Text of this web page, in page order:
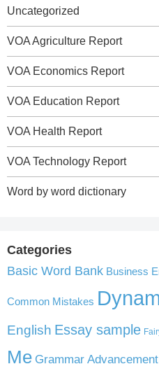
Uncategorized
VOA Agriculture Report
VOA Economics Report
VOA Education Report
VOA Health Report
VOA Technology Report
Word by word dictionary
Categories
Basic Word Bank Business
Common Mistakes
English Essay sample
Me Grammar